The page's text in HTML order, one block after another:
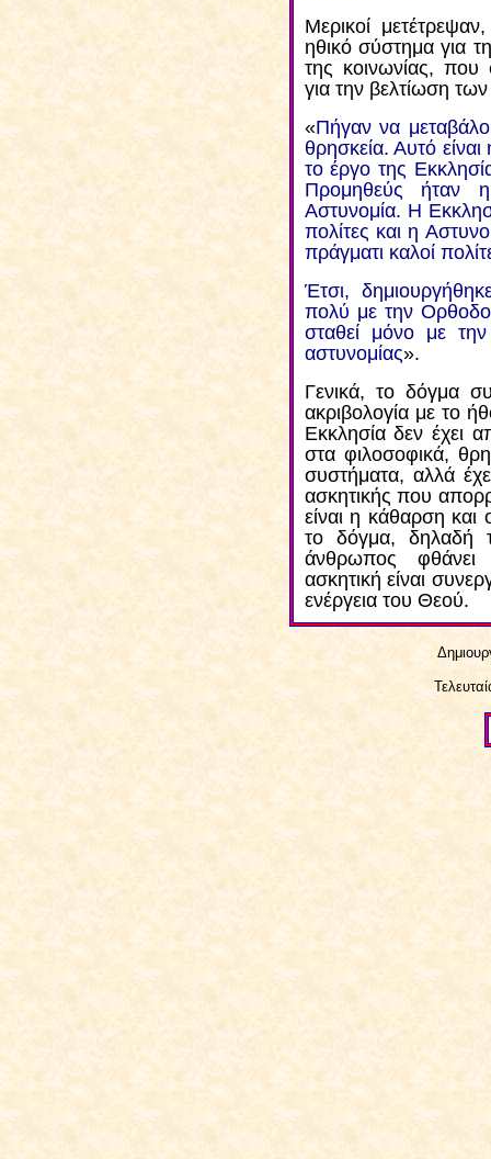
Μερικοί
ηθικό σύστημα για
της κοινωνίας, που
για την βελτίωση
«Πήγαν να
θρησκεία. Αυτό
το έργο της
Προμηθεύς ήταν
Αστυνομία. Η
πολίτες και η
πράγματι καλοί
Έτσι,
πολύ με την
σταθεί μόνο με
αστυνομίας».
Γενικά, το δόγμα
ακριβολογία με το
Εκκλησία δεν έχει
στα φιλοσοφικά,
συστήματα, αλλά
ασκητικής που
είναι η κάθαρση και
το δόγμα, δηλαδή
άνθρωπος
ασκητική είναι
ενέργεια του Θεού.